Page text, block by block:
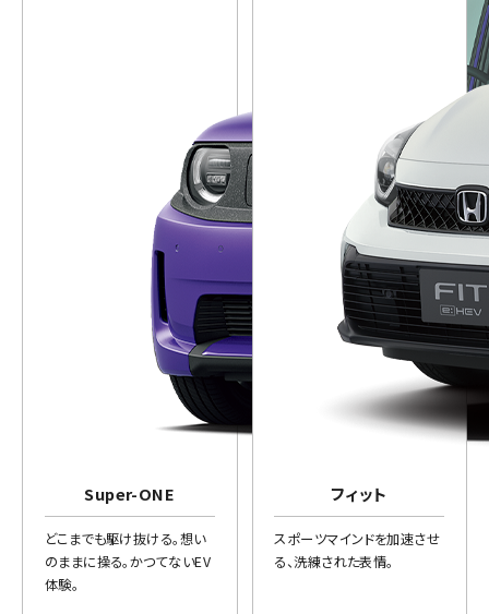
Super-ONE
どこまでも駆け抜ける。想い
のままに操る。かつてないEV
体験。
フィット
スポーツマインドを加速させ
る、洗練された表情。